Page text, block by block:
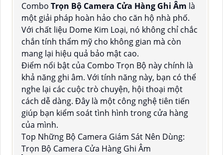
Combo Trọn Bộ Camera Cửa Hàng Ghi Âm là
một giải pháp hoàn hảo cho căn hộ nhà phố.
Với chất liệu Dome Kim Loại, nó không chỉ chắc
chắn tính thẩm mỹ cho không gian mà còn
mang lại hiệu quả bảo mật cao.
Điểm nổi bật của Combo Trọn Bộ này chính là
khả năng ghi âm. Với tính năng này, bạn có thể
nghe lại các cuộc trò chuyện, hội thoại một
cách dễ dàng. Đây là một công nghệ tiên tiến
giúp bạn kiểm soát tình hình trong cửa hàng
của mình.
Top Những Bộ Camera Giám Sát Nên Dùng:
Trọn Bộ Camera Cửa Hàng Ghi Âm